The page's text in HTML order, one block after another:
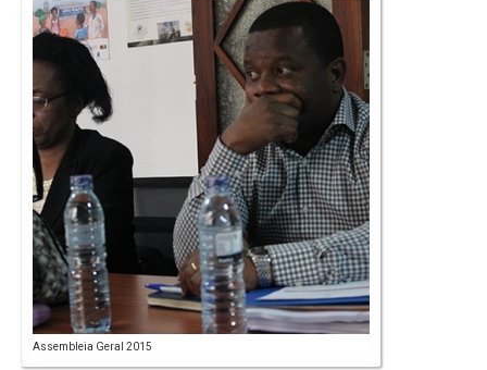
Assembleia Geral 2015